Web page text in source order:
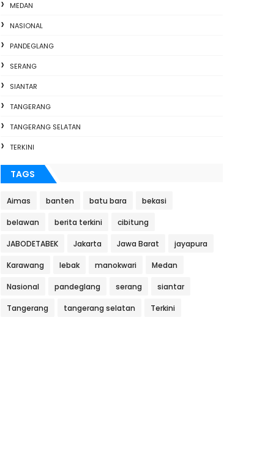
MEDAN
NASIONAL
PANDEGLANG
SERANG
SIANTAR
TANGERANG
TANGERANG SELATAN
TERKINI
TAGS
Aimas banten batu bara bekasi
belawan berita terkini cibitung
JABODETABEK Jakarta Jawa Barat jayapura
Karawang lebak manokwari Medan
Nasional pandeglang serang siantar
Tangerang tangerang selatan Terkini